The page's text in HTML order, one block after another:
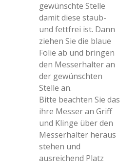
gewünschte Stelle
damit diese staub-
und fettfrei ist. Dann
ziehen Sie die blaue
Folie ab und bringen
den Messerhalter an
der gewünschten
Stelle an.
Bitte beachten Sie das
ihre Messer an Griff
und Klinge über den
Messerhalter heraus
stehen und
ausreichend Platz